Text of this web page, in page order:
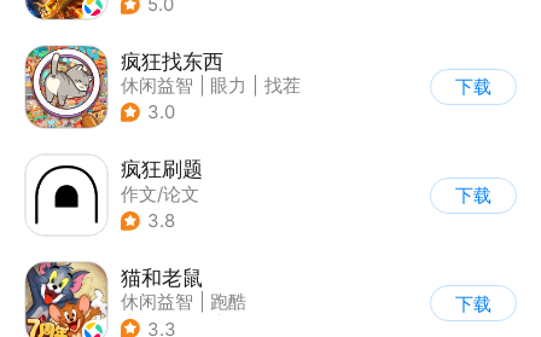
5.0
疯狂找东西
休闲益智 眼力
找茬
3.0
下载
疯狂刷题
作文/论文
3.8
下载
猫和老鼠
休闲益智
跑酷
| 动漫改编
3.3
下载